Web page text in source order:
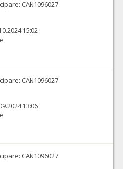
CAN1096027
15:02
CAN1096027
13:06
CAN1096027